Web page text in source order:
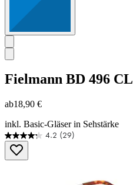
Fielmann BD 496 CL
ab18,90 €
inkl. Basic-Gläser in Sehstärke
4.2 (29)
4.2
von
5